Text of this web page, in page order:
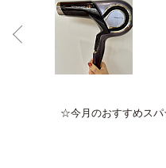
☆今月のおすすめス